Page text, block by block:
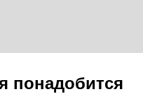
понадобится